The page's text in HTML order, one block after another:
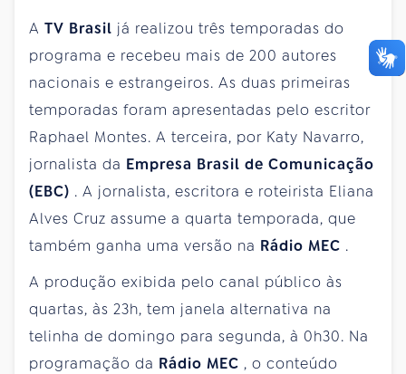
A TV Brasil já realizou três temporadas do
programa e recebeu mais de 200 autores
nacionais e estrangeiros. As duas primeiras
temporadas foram apresentadas pelo escritor
Raphael Montes. A terceira, por Katy Navarro,
jornalista da Empresa Brasil de Comunicação
(EBC) . A jornalista, escritora e roteirista Eliana
Alves Cruz assume a quarta temporada, que
também ganha uma versão na Rádio MEC .
A produção exibida pelo canal público às
quartas, às 23h, tem janela alternativa na
telinha de domingo para segunda, à 0h30. Na
programação da Rádio MEC , o conteúdo